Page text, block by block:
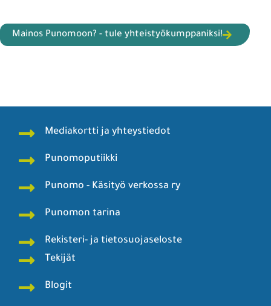
Mainos Punomoon? - tule yhteistyökumppaniksi!
Mediakortti ja yhteystiedot
Punomoputiikki
Punomo - Käsityö verkossa ry
Punomon tarina
Rekisteri- ja tietosuojaseloste
Tekijät
Blogit